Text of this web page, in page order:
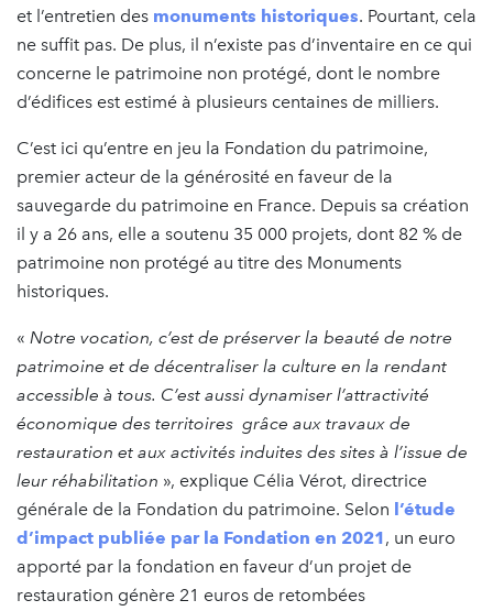
et l’entretien des monuments historiques. Pourtant, cela
ne suffit pas. De plus, il n’existe pas d’inventaire en ce qui
concerne le patrimoine non protégé, dont le nombre
d’édifices est estimé à plusieurs centaines de milliers.
C’est ici qu’entre en jeu la Fondation du patrimoine,
premier acteur de la générosité en faveur de la
sauvegarde du patrimoine en France. Depuis sa création
il y a 26 ans, elle a soutenu 35 000 projets, dont 82 % de
patrimoine non protégé au titre des Monuments
historiques.
« Notre vocation, c’est de préserver la beauté de notre
patrimoine et de décentraliser la culture en la rendant
accessible à tous. C’est aussi dynamiser l’attractivité
économique des territoires grâce aux travaux de
restauration et aux activités induites des sites à l’issue de
leur réhabilitation », explique Célia Vérot, directrice
générale de la Fondation du patrimoine. Selon l’étude
d’impact publiée par la Fondation en 2021, un euro
apporté par la fondation en faveur d’un projet de
restauration génère 21 euros de retombées